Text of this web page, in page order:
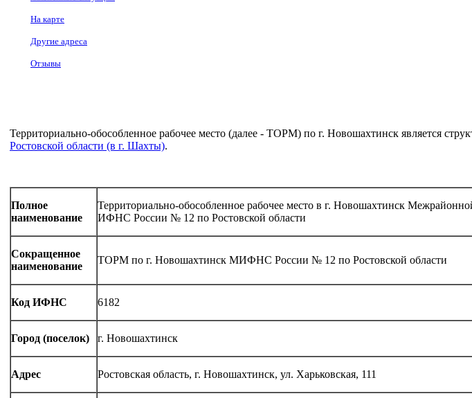
На карте
Другие адреса
Отзывы
Территориально-обособленное рабочее место (далее - ТОРМ) по г. Новошахтинск является
Ростовской области (в г. Шахты).
Полное
наименование
Территориально-обособленное рабочее место в г. Новошахтинск
ИФНС России № 12 по Ростовской области
Сокращенное
наименование
ТОРМ по г. Новошахтинск МИФНС России № 12 по Ростовской области
Код ИФНС 6182
Город (поселок) г. Новошахтинск
Адрес Ростовская область, г. Новошахтинск, ул. Харьковская, 111